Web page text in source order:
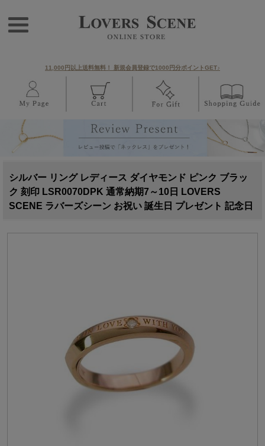
11,000円以上送料無料！ 新規会員登録で1000円分ポイントGET♪
シルバー リング レディース ダイヤモンド ピンク ブラッ
ク 刻印 LSR0070DPK 通常納期7～10日 LOVERS
SCENE ラバーズシーン お祝い 誕生日 プレゼント 記念日